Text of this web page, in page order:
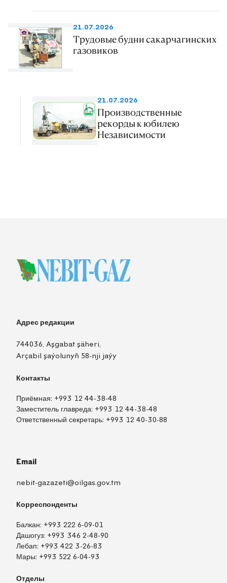
21.07.2026
Трудовые будни сакарчагинских
газовиков
21.07.2026
Производственные
рекорды к юбилею
Независимости
Адрес редакции
744036, Aşgabat şäheri,
Arçabil şaýolunyň 58-nji jaýy
Контакты
Приёмная: +993 12 44-38-48
Заместитель главреда: +993 12 44-38-48
Ответственный секретарь: +993 12 40-30-88
Email
nebit-gazazeti@oilgas.gov.tm
Корреспонденты
Балкан: +993 222 6-09-01
Дашогуз: +993 346 2-48-90
Лебап: +993 422 3-26-83
Мары: +993 522 6-04-93
Отделы